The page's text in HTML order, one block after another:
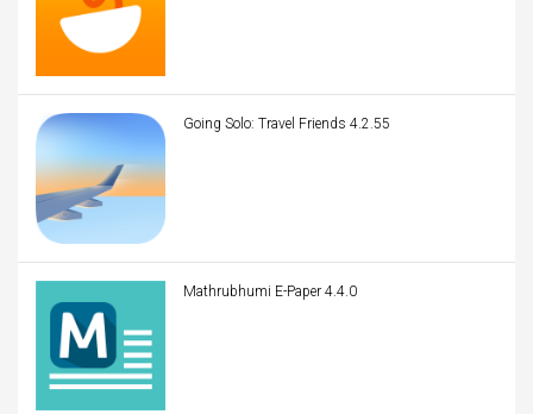
Going Solo: Travel Friends 4.2.55
Mathrubhumi E-Paper 4.4.0